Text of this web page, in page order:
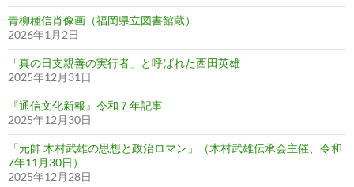
青柳種信肖像画（福岡県立図書館蔵）
2026年1月2日
「真の日支親善の実行者」と呼ばれた西田英雄
2025年12月31日
『通信文化新報』令和７年記事
2025年12月30日
「元帥 木村武雄の思想と政治ロマン」（木村武雄伝承会主催、令和
7年11月30日）
2025年12月28日